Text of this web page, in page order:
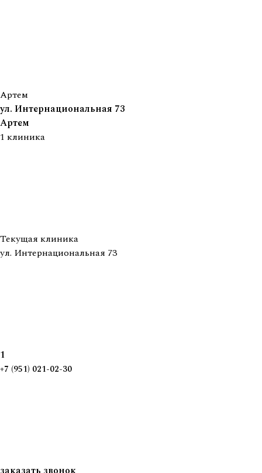
Артем
ул. Интернациональная 73
Артем
1 клиника
Текущая клиника
ул. Интернациональная 73
1
+7 (951) 021-02-30